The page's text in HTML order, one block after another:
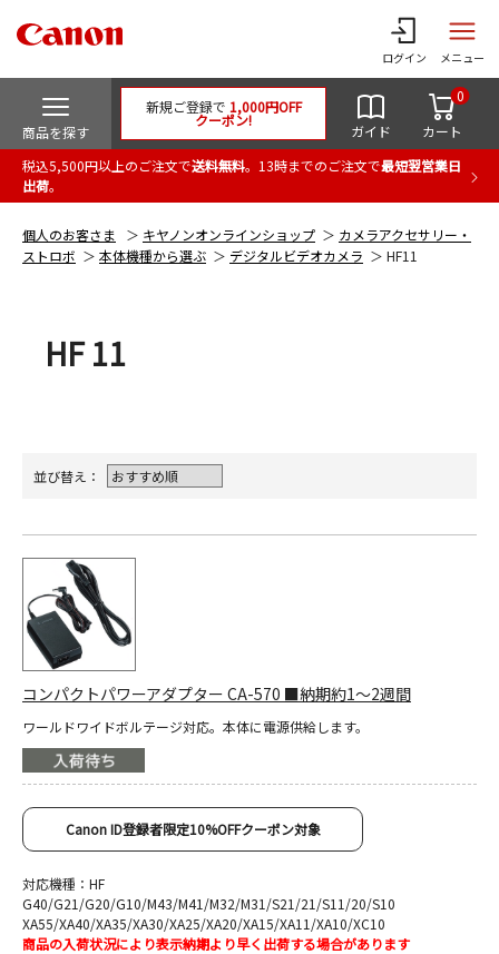
ログイン メニュー
商品を探す
新規ご登録で 1,000円OFF
クーポン!
ガイド カート
0
税込5,500円以上のご注文で送料無料。13時までのご注文で最短翌営業日
出荷。
個人のお客さま キヤノンオンラインショップ
カメラアクセサリー・
ストロボ
本体機種から選ぶ デジタルビデオカメラ HF11
HF 11
並び替え：
コンパクトパワーアダプター CA-570 ■納期約1～2週間
ワールドワイドボルテージ対応。本体に電源供給します。
Canon ID登録者限定10%OFFクーポン対象
対応機種：HF
G40/G21/G20/G10/M43/M41/M32/M31/S21/21/S11/20/S10
XA55/XA40/XA35/XA30/XA25/XA20/XA15/XA11/XA10/XC10
商品の入荷状況により表示納期より早く出荷する場合があります